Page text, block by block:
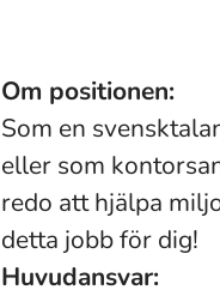
Om positionen:
Som en
eller som
redo att hjälpa
detta jobb för dig!
Huvudansvar: